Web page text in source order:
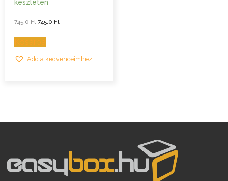
készleten
745,0FtOriginal
745,0 Ft.
745,0FtCurrent
Kosárba
Add a kedvenceimhez